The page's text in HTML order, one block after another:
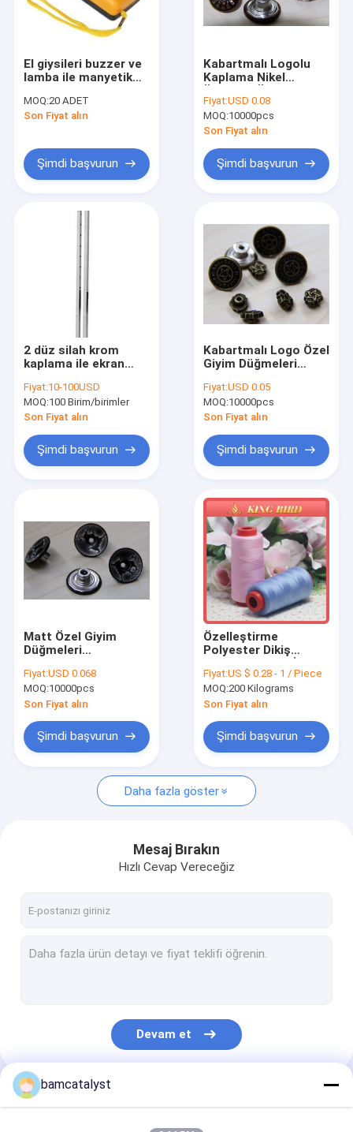
Özel Giyim Düğmeler
Giyim Motif
Dantel Döşeme kumaş
Dekoratif Dantel Trim
Metal Döşeme
elmas taklidi ısı transferi
Dokuma Elastik dokuma
Özel Fermuarlar
Yapay Çiçek Korsaj
El Yapımı Kolye
Pamuk Naylon Dantel Kumaş
El giysileri buzzer ve
lamba ile manyetik
dedektörü hold
MOQ:20 ADET
Son Fiyat alın
Şimdi başvurun
Kabartmalı Logolu
Kaplama Nikel
Düğmeleri
Fiyat:USD 0.08
MOQ:10000pcs
Son Fiyat alın
Şimdi başvurun
2 düz silah krom
kaplama ile ekran
Fiyat:10-100USD
MOQ:100 Birim/birimler
Son Fiyat alın
Şimdi başvurun
Kabartmalı Logo Özel
Giyim Düğmeleri
Yıkanabilir
Fiyat:USD 0.05
MOQ:10000pcs
Son Fiyat alın
Şimdi başvurun
Matt Özel Giyim
Düğmeleri
Konfeksiyon
Düğmeleri
Fiyat:USD 0.068
MOQ:10000pcs
Son Fiyat alın
Şimdi başvurun
Özelleştirme
Polyester Dikiş
Plastik Makaralar
Fiyat:US $ 0.28 - 1 / Piece
MOQ:200 Kilograms
Son Fiyat alın
Şimdi başvurun
Daha fazla göster
Mesaj Bırakın
Hızlı Cevap Vereceğiz
Devam et
Kategorilerimiz
bamcatalyst